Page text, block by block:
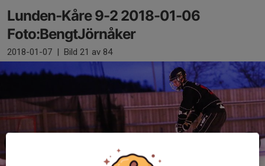
Lunden-Kåre 9-2 2018-01-06
Foto:BengtJörnåker
2018-01-07 | Bild 21 av 84